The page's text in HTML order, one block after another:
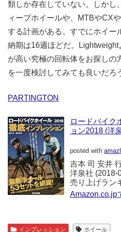
類しか存在していない。しかし
ィープホイールや、MTBやCX
する計画がある。すでにホイー
納期は16週ほどだ。
が高い究極の回転体をお探しの
を一度検討してみても良いだろ
PARTINGTON
ロードバイク
ョン2018 (洋
posted with
吉本 司 安井
洋泉社 (2018-
売り上げラン
Amazon.co.jp
インプレッション ホイール